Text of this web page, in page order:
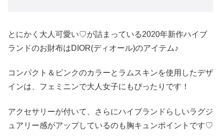
とにかく大人可愛い♡が詰まっている2020年新作ハイブ
ランドのお財布はDIOR(ディオール)のアイテム♪
コンパクト＆ピンクのカラーとラムスキンを使用したデザ
インは、フェミニンで大人女子にもぴったりです！
アクセサリーが付いて、さらにハイブランドらしいラグジ
ュアリー感がアップしているのも胸キュンポイントです♡